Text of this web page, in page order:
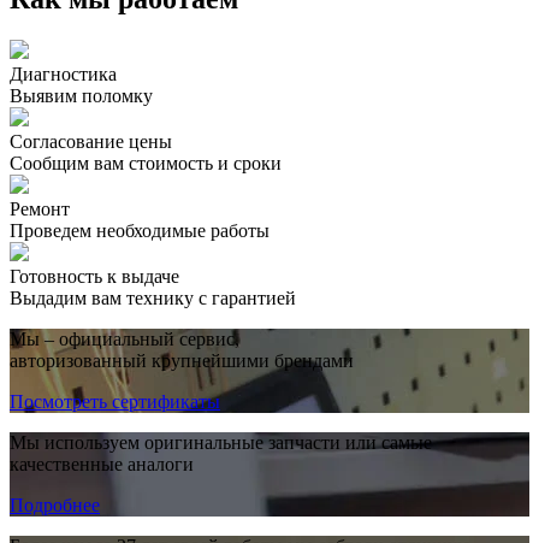
Диагностика
Выявим поломку
Согласование цены
Сообщим вам стоимость и сроки
Ремонт
Проведем необходимые работы
Готовность к выдаче
Выдадим вам технику с гарантией
Мы – официальный сервис,
авторизованный крупнейшими брендами
Посмотреть сертификаты
Мы используем оригинальные запчасти или самые
качественные аналоги
Подробнее